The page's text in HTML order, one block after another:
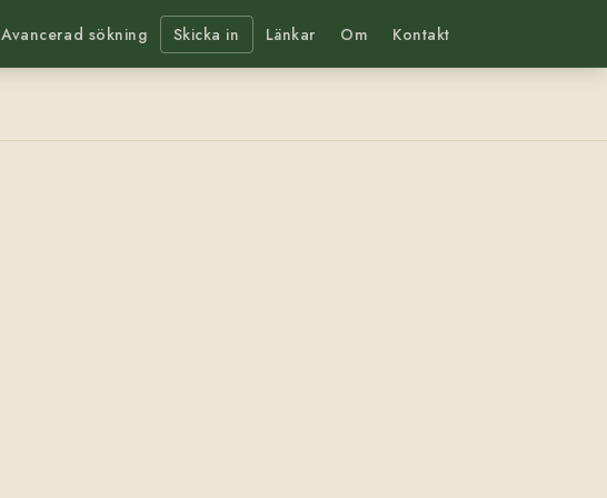
Avancerad sökning Skicka in Länkar Om Kontakt